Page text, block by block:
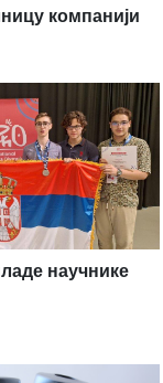
компанији
научнике